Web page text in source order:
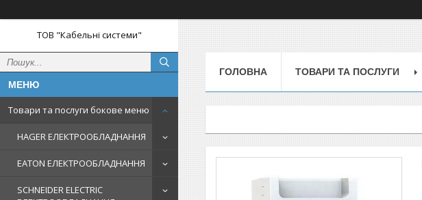
ТОВ "Кабельні системи"
Товари та послуги бокове меню
HAGER ЕЛЕКТРООБЛАДНАННЯ
EATON ЕЛЕКТРООБЛАДНАННЯ
SCHNEIDER ELECTRIC
ГОЛОВНА ТОВАРИ ТА ПОСЛУГИ